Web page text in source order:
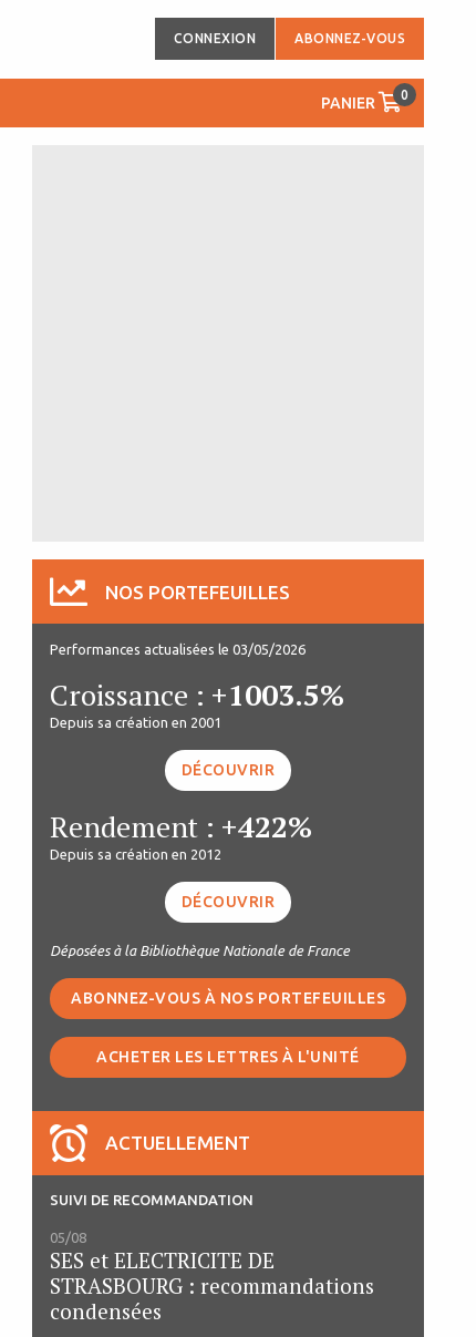
CONNEXION ABONNEZ-VOUS
PANIER 0
NOS PORTEFEUILLES
Performances actualisées le 03/05/2026
Croissance : +1003.5%
Depuis sa création en 2001
DÉCOUVRIR
Rendement : +422%
Depuis sa création en 2012
DÉCOUVRIR
Déposées à la Bibliothèque Nationale de France
ABONNEZ-VOUS À NOS PORTEFEUILLES
ACHETER LES LETTRES À L'UNITÉ
ACTUELLEMENT
SUIVI DE RECOMMANDATION
05/08
SES et ELECTRICITE DE
STRASBOURG : recommandations
condensées